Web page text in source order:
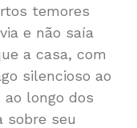
temores
e não saía
a casa, com
silencioso ao
longo dos
sobre seu